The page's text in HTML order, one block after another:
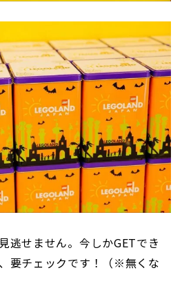
逃せません。今しかGETでき
要チェックです！（※無くな